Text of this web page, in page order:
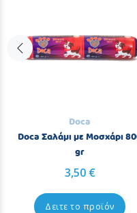
Doca
Doca Σαλάμι με Μοσχάρι
gr
3,50 €
Δειτε το προϊόν